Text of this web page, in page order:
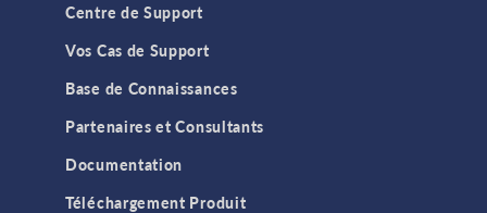
Centre de Support
Vos Cas de Support
Base de Connaissances
Partenaires et Consultants
Documentation
Téléchargement Produit